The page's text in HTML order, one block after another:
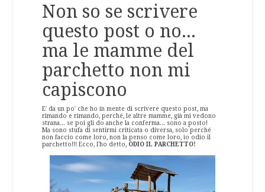
Non so se scrivere
questo post o no...
ma le mamme del
parchetto non mi
capiscono
E' da un po' che ho in mente di scrivere questo post, ma
rimando e rimando, perché, le altre mamme, già mi vedono
strana... se poi gli do anche la conferma... sono a posto!
Ma sono stufa di sentirmi criticata o diversa, solo perché
non faccio come loro, non la penso come loro, io odio il
parchetto!!! Ecco, l'ho detto, ODIO IL PARCHETTO!